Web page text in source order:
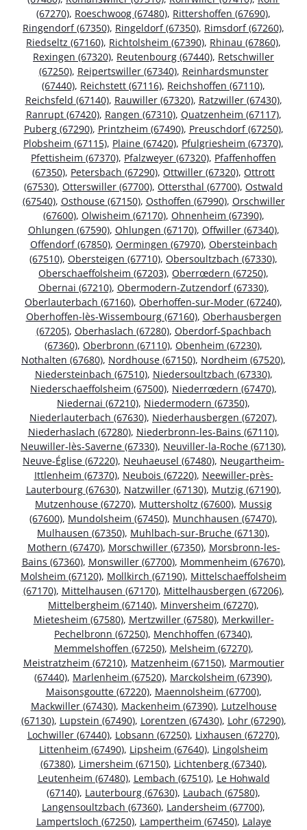
(67270), Roeschwoog (67480), Rittershoffen (67690),
Ringendorf (67350), Ringeldorf (67350), Rimsdorf (67260),
Riedseltz (67160), Richtolsheim (67390), Rhinau (67860),
Rexingen (67320), Reutenbourg (67440), Retschwiller
(67250), Reipertswiller (67340), Reinhardsmunster
(67440), Reichstett (67116), Reichshoffen (67110),
Reichsfeld (67140), Rauwiller (67320), Ratzwiller (67430),
Ranrupt (67420), Rangen (67310), Quatzenheim (67117),
Puberg (67290), Printzheim (67490), Preuschdorf (67250),
Plobsheim (67115), Plaine (67420), Pfulgriesheim (67370),
Pfettisheim (67370), Pfalzweyer (67320), Pfaffenhoffen
(67350), Petersbach (67290), Ottwiller (67320), Ottrott
(67530), Otterswiller (67700), Ottersthal (67700), Ostwald
(67540), Osthouse (67150), Osthoffen (67990), Orschwiller
(67600), Olwisheim (67170), Ohnenheim (67390),
Ohlungen (67590), Ohlungen (67170), Offwiller (67340),
Offendorf (67850), Oermingen (67970), Obersteinbach
(67510), Obersteigen (67710), Obersoultzbach (67330),
Oberschaeffolsheim (67203), Oberrœdern (67250),
Obernai (67210), Obermodern-Zutzendorf (67330),
Oberlauterbach (67160), Oberhoffen-sur-Moder (67240),
Oberhoffen-lès-Wissembourg (67160), Oberhausbergen
(67205), Oberhaslach (67280), Oberdorf-Spachbach
(67360), Oberbronn (67110), Obenheim (67230),
Nothalten (67680), Nordhouse (67150), Nordheim (67520),
Niedersteinbach (67510), Niedersoultzbach (67330),
Niederschaeffolsheim (67500), Niederrœdern (67470),
Niedernai (67210), Niedermodern (67350),
Niederlauterbach (67630), Niederhausbergen (67207),
Niederhaslach (67280), Niederbronn-les-Bains (67110),
Neuwiller-lès-Saverne (67330), Neuviller-la-Roche (67130),
Neuve-Église (67220), Neuhaeusel (67480), Neugartheim-
Ittlenheim (67370), Neubois (67220), Neewiller-près-
Lauterbourg (67630), Natzwiller (67130), Mutzig (67190),
Mutzenhouse (67270), Muttersholtz (67600), Mussig
(67600), Mundolsheim (67450), Munchhausen (67470),
Mulhausen (67350), Muhlbach-sur-Bruche (67130),
Mothern (67470), Morschwiller (67350), Morsbronn-les-
Bains (67360), Monswiller (67700), Mommenheim (67670),
Molsheim (67120), Mollkirch (67190), Mittelschaeffolsheim
(67170), Mittelhausen (67170), Mittelhausbergen (67206),
Mittelbergheim (67140), Minversheim (67270),
Mietesheim (67580), Mertzwiller (67580), Merkwiller-
Pechelbronn (67250), Menchhoffen (67340),
Memmelshoffen (67250), Melsheim (67270),
Meistratzheim (67210), Matzenheim (67150), Marmoutier
(67440), Marlenheim (67520), Marckolsheim (67390),
Maisonsgoutte (67220), Maennolsheim (67700),
Mackwiller (67430), Mackenheim (67390), Lutzelhouse
(67130), Lupstein (67490), Lorentzen (67430), Lohr (67290),
Lochwiller (67440), Lobsann (67250), Lixhausen (67270),
Littenheim (67490), Lipsheim (67640), Lingolsheim
(67380), Limersheim (67150), Lichtenberg (67340),
Leutenheim (67480), Lembach (67510), Le Hohwald
(67140), Lauterbourg (67630), Laubach (67580),
Langensoultzbach (67360), Landersheim (67700),
Lampertsloch (67250), Lampertheim (67450), Lalaye